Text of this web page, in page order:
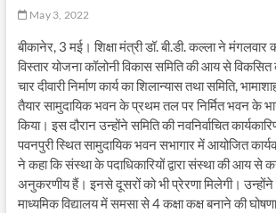
May 3, 2022
बीकानेर, 3 मई। शिक्षा मंत्री डॉ. बी.डी. कल्ला ने मंगलवार
विस्तार योजना कॉलोनी विकास समिति की आय से विकसित
चार दीवारी निर्माण कार्य का शिलान्यास तथा समिति,
तैयार सामुदायिक भवन के प्रथम तल पर निर्मित भवन के
किया। इस दौरान उन्होंने समिति की नवनिर्वाचित
पवनपुरी स्थित सामुदायिक भवन सभागार में आयोजित
ने कहा कि संस्था के पदाधिकारियों द्वारा संस्था की आय से
अनुकरणीय हैं। इनसे दूसरों को भी प्रेरणा मिलेगी।
माध्यमिक विद्यालय में समसा से 4 कक्षा कक्ष बनाने की